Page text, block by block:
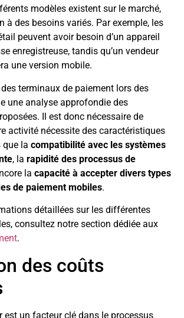
modèles existent sur le marché,
à des besoins variés. Par exemple, les
peuvent avoir besoin d’un appareil
enregistreuse, tandis qu’un vendeur
une version mobile.
des terminaux de paiement lors des
une analyse approfondie des
Il est donc nécessaire de
activité nécessite des caractéristiques
que la compatibilité avec les systèmes
, la rapidité des processus de
la capacité à accepter divers types
de paiement mobiles.
détaillées sur les différentes
consultez notre section dédiée aux
.
des coûts
est un facteur clé dans le processus